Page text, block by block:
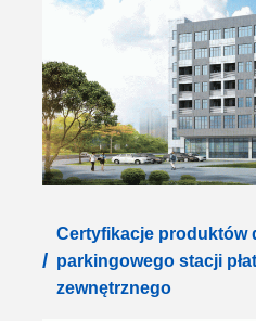
/
Certyfikacje produktów
parkingowego stacji
zewnętrznego